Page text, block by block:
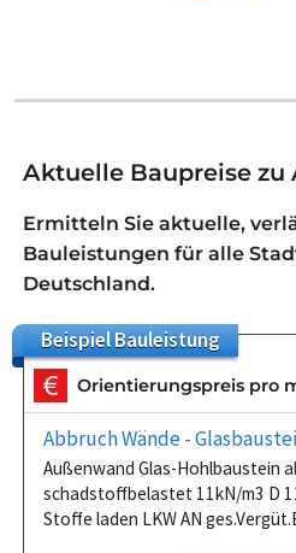
Aktuelle Baupreise zu
Ermitteln Sie aktuelle,
Bauleistungen für alle
Deutschland.
BeispielBauleistung
Orientierungspreis pro
Abbruch Wände -
Außenwand Glas-Hohlbaustein
schadstoffbelastet 11kN/m3 D
Stoffe laden LKW AN